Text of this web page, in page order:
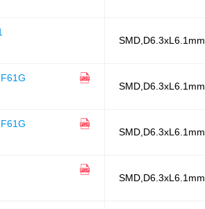
SMD,D6.3xL6.1mm
SMD,D6.3xL6.1mm
SMD,D6.3xL6.1mm
SMD,D6.3xL6.1mm